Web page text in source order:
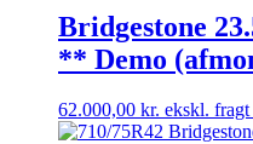
Bridgestone
** Demo
62.000,00 kr. ekskl. fragt